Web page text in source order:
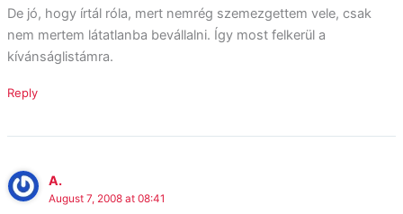
De jó, hogy írtál róla, mert nemrég szemezgettem vele, csak
nem mertem látatlanba bevállalni. Így most felkerül a
kívánságlistámra.
Reply
A.
August 7, 2008 at 08:41